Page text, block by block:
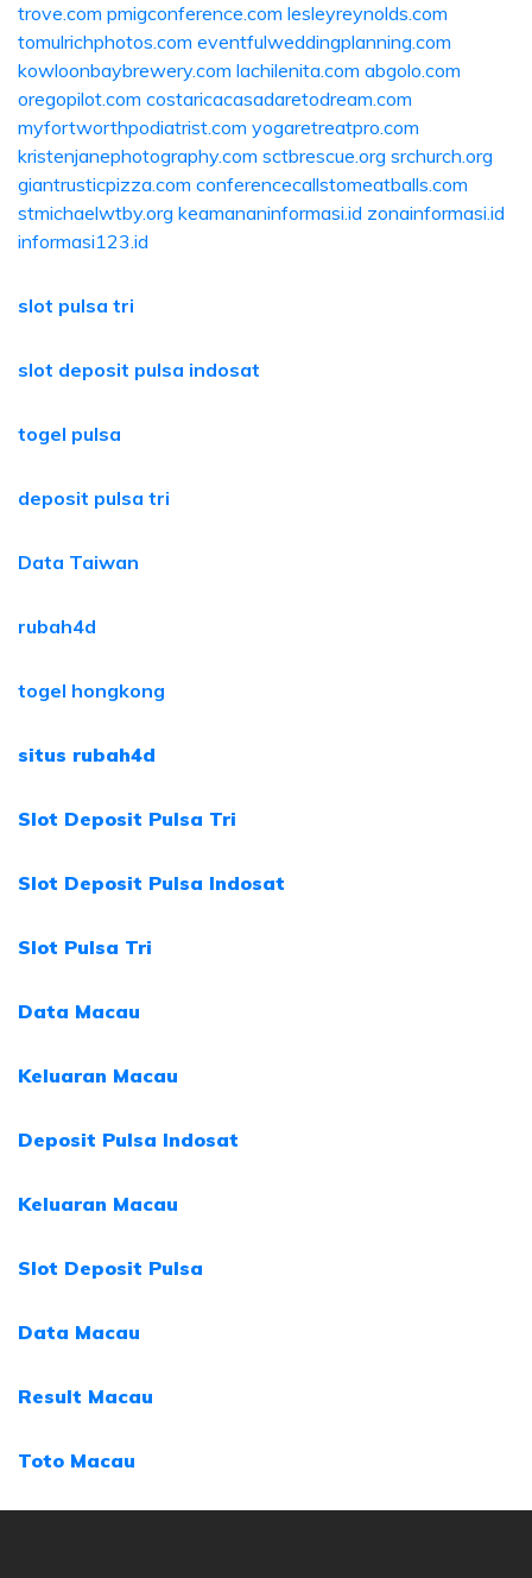
trove.com pmigconference.com lesleyreynolds.com
tomulrichphotos.com eventfulweddingplanning.com
kowloonbaybrewery.com lachilenita.com abgolo.com
oregopilot.com costaricacasadaretodream.com
myfortworthpodiatrist.com yogaretreatpro.com
kristenjanephotography.com sctbrescue.org srchurch.org
giantrusticpizza.com conferencecallstomeatballs.com
stmichaelwtby.org keamananinformasi.id zonainformasi.id
informasi123.id
slot pulsa tri
slot deposit pulsa indosat
togel pulsa
deposit pulsa tri
Data Taiwan
rubah4d
togel hongkong
situs rubah4d
Slot Deposit Pulsa Tri
Slot Deposit Pulsa Indosat
Slot Pulsa Tri
Data Macau
Keluaran Macau
Deposit Pulsa Indosat
Keluaran Macau
Slot Deposit Pulsa
Data Macau
Result Macau
Toto Macau